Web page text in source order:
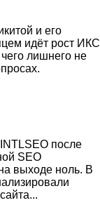
и его
идёт рост ИКС
лишнего не
после
SEO
выходе ноль. В